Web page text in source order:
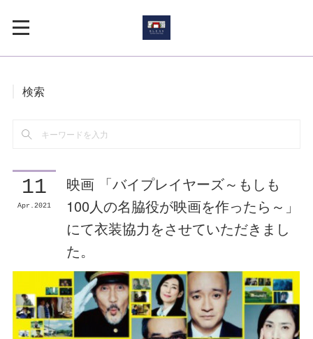
検索
11
Apr 2021
映画 「バイプレイヤーズ～もしも
100人の名脇役が映画を作ったら～」
にて衣装協力をさせていただきまし
た。